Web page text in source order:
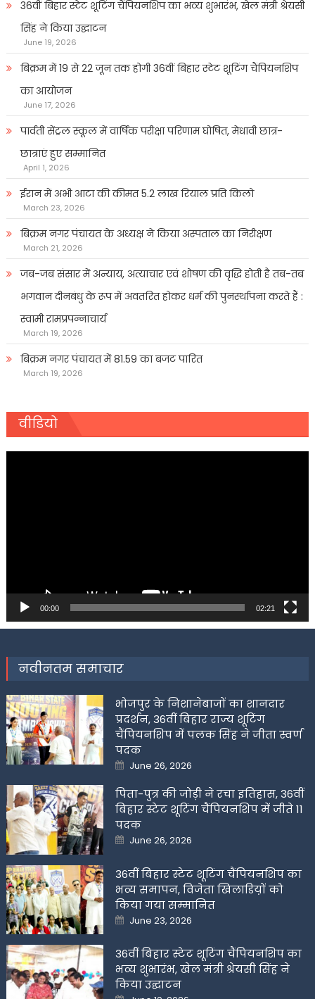
36वीं बिहार स्टेट शूटिंग चैंपियनशिप का भव्य शुभारंभ, खेल मंत्री श्रेयसी
सिंह ने किया उद्घाटन
June 19, 2026
बिक्रम में 19 से 22 जून तक होगी 36वीं बिहार स्टेट शूटिंग चैंपियनशिप
का आयोजन
June 17, 2026
पार्वती सेंट्रल स्कूल में वार्षिक परीक्षा परिणाम घोषित, मेधावी छात्र-
छात्राएं हुए सम्मानित
April 1, 2026
ईरान में अभी आटा की कीमत 5.2 लाख रियाल प्रति किलो
March 23, 2026
बिक्रम नगर पंचायत के अध्यक्ष ने किया अस्पताल का निरीक्षण
March 21, 2026
जब-जब संसार में अन्याय, अत्याचार एवं शोषण की वृद्धि होती है तब-तब
भगवान दीनबंधु के रूप में अवतरित होकर धर्म की पुनर्स्थापना करते हैं :
स्वामी रामप्रपन्नाचार्य
March 19, 2026
बिक्रम नगर पंचायत में 81.59 का बजट पारित
March 19, 2026
वीडियो
00:00 02:21
नवीनतम समाचार
भोजपुर के निशानेबाजों का शानदार
प्रदर्शन, 36वीं बिहार राज्य शूटिंग
चैंपियनशिप में पलक सिंह ने जीता स्वर्ण
पदक
Posted
on
June 26, 2026
पिता-पुत्र की जोड़ी ने रचा इतिहास, 36वीं
बिहार स्टेट शूटिंग चैंपियनशिप में जीते 11
पदक
Posted
on
June 26, 2026
36वीं बिहार स्टेट शूटिंग चैंपियनशिप का
भव्य समापन, विजेता खिलाडिय़ों को
किया गया सम्मानित
Posted
on
June 23, 2026
36वीं बिहार स्टेट शूटिंग चैंपियनशिप का
भव्य शुभारंभ, खेल मंत्री श्रेयसी सिंह ने
किया उद्घाटन